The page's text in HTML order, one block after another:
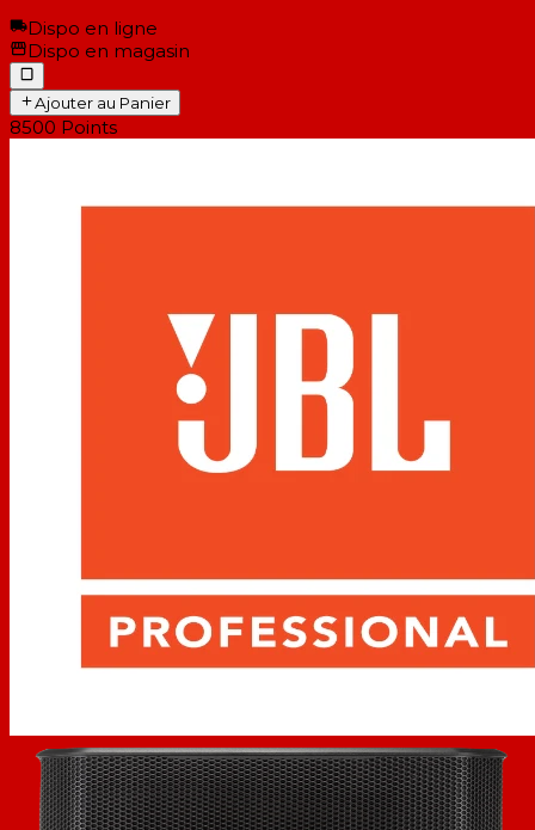
Dispo en ligne
Dispo en magasin
Ajouter au Panier
8500 Points